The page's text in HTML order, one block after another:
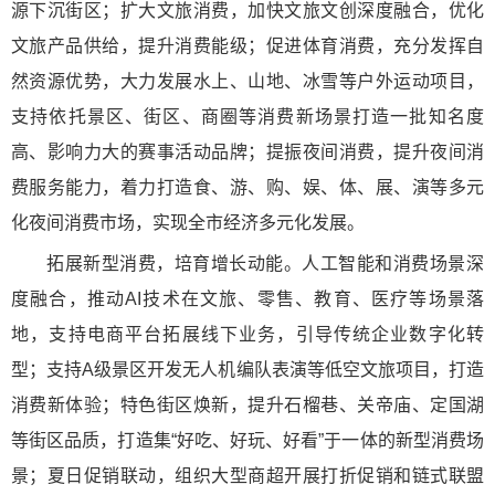
源下沉街区；扩大文旅消费，加快文旅文创深度融合，优化
文旅产品供给，提升消费能级；促进体育消费，充分发挥自
然资源优势，大力发展水上、山地、冰雪等户外运动项目，
支持依托景区、街区、商圈等消费新场景打造一批知名度
高、影响力大的赛事活动品牌；提振夜间消费，提升夜间消
费服务能力，着力打造食、游、购、娱、体、展、演等多元
化夜间消费市场，实现全市经济多元化发展。
拓展新型消费，培育增长动能。人工智能和消费场景深
度融合，推动AI技术在文旅、零售、教育、医疗等场景落
地，支持电商平台拓展线下业务，引导传统企业数字化转
型；支持A级景区开发无人机编队表演等低空文旅项目，打造
消费新体验；特色街区焕新，提升石榴巷、关帝庙、定国湖
等街区品质，打造集“好吃、好玩、好看”于一体的新型消费场
景；夏日促销联动，组织大型商超开展打折促销和链式联盟